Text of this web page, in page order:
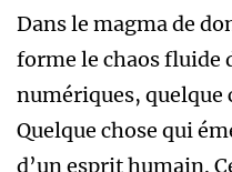
Dans le magma de
forme le chaos fluide
numériques, quelque
Quelque chose qui
d’un esprit humain.